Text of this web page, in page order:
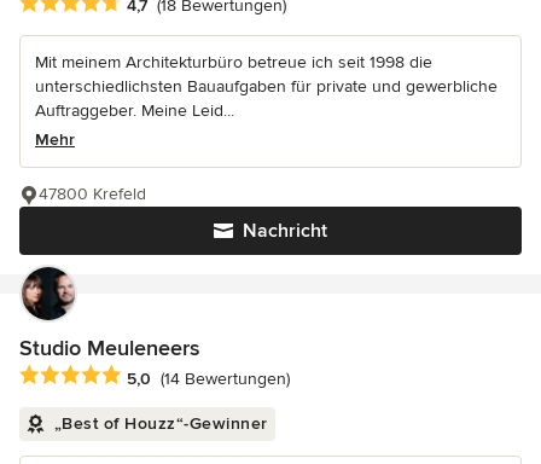
4,7 (18 Bewertungen)
Mit meinem Architekturbüro betreue ich seit 1998 die
unterschiedlichsten Bauaufgaben für private und gewerbliche
Auftraggeber. Meine Leid...
Mehr
Nachricht
47800 Krefeld
Studio Meuleneers
Durchschnittliche Bewertung: 5 von 5 Sternen
5,0 (14 Bewertungen)
„Best of Houzz“-Gewinner